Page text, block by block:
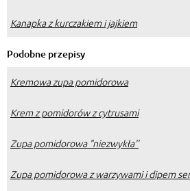
Kanapka z kurczakiem i jajkiem
Podobne przepisy
Kremowa zupa pomidorowa
Krem z pomidorów z cytrusami
Zupa pomidorowa "niezwykła''
Zupa pomidorowa z warzywami i dipem